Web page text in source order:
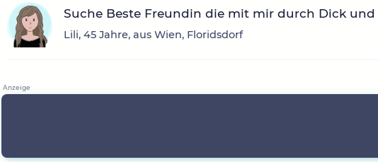
Suche Beste Freundin die mit mir durch Dick und
Lili, 45 Jahre, aus Wien, Floridsdorf